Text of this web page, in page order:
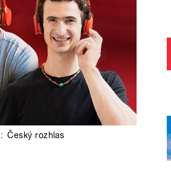
Český rozhlas